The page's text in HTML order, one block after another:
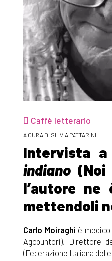
Caffè letterario
A CURA DI SILVIA PATTARINI.
Intervista
indiano
l’autore
mettendoli
Carlo Moiraghi è
Agopuntori), Direttore
(Federazione Italiana